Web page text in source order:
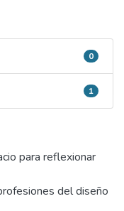
0
1
para reflexionar
del diseño